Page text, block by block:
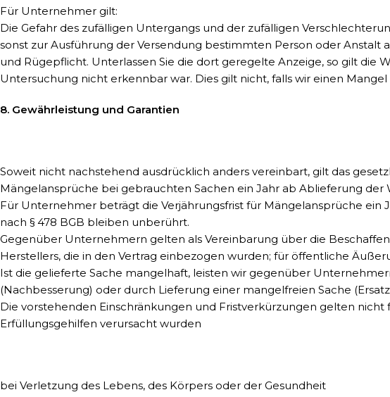
Für Unternehmer gilt:
Die Gefahr des zufälligen Untergangs und der zufälligen
sonst zur Ausführung der Versendung bestimmten Person oder
und Rügepflicht. Unterlassen Sie die dort geregelte Anzeige, so gilt die
Untersuchung nicht erkennbar war. Dies gilt nicht, falls wir einen
8. Gewährleistung und Garantien
Soweit nicht nachstehend ausdrücklich anders vereinbart, gilt das
Mängelansprüche bei gebrauchten Sachen ein Jahr ab Ablieferung der
Für Unternehmer beträgt die Verjährungsfrist für Mängelansprüche ein
nach § 478 BGB bleiben unberührt.
Gegenüber Unternehmern gelten als Vereinbarung über die
Herstellers, die in den Vertrag einbezogen wurden; für öffentliche
Ist die gelieferte Sache mangelhaft, leisten wir gegenüber
(Nachbesserung) oder durch Lieferung einer mangelfreien Sache
Die vorstehenden Einschränkungen und Fristverkürzungen gelten
Erfüllungsgehilfen verursacht wurden
bei Verletzung des Lebens, des Körpers oder der Gesundheit